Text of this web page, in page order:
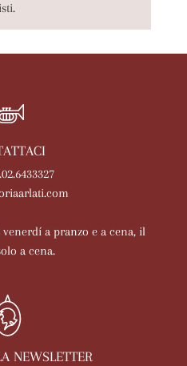
a pranzo e a cena, il
a cena.
NEWSLETTER